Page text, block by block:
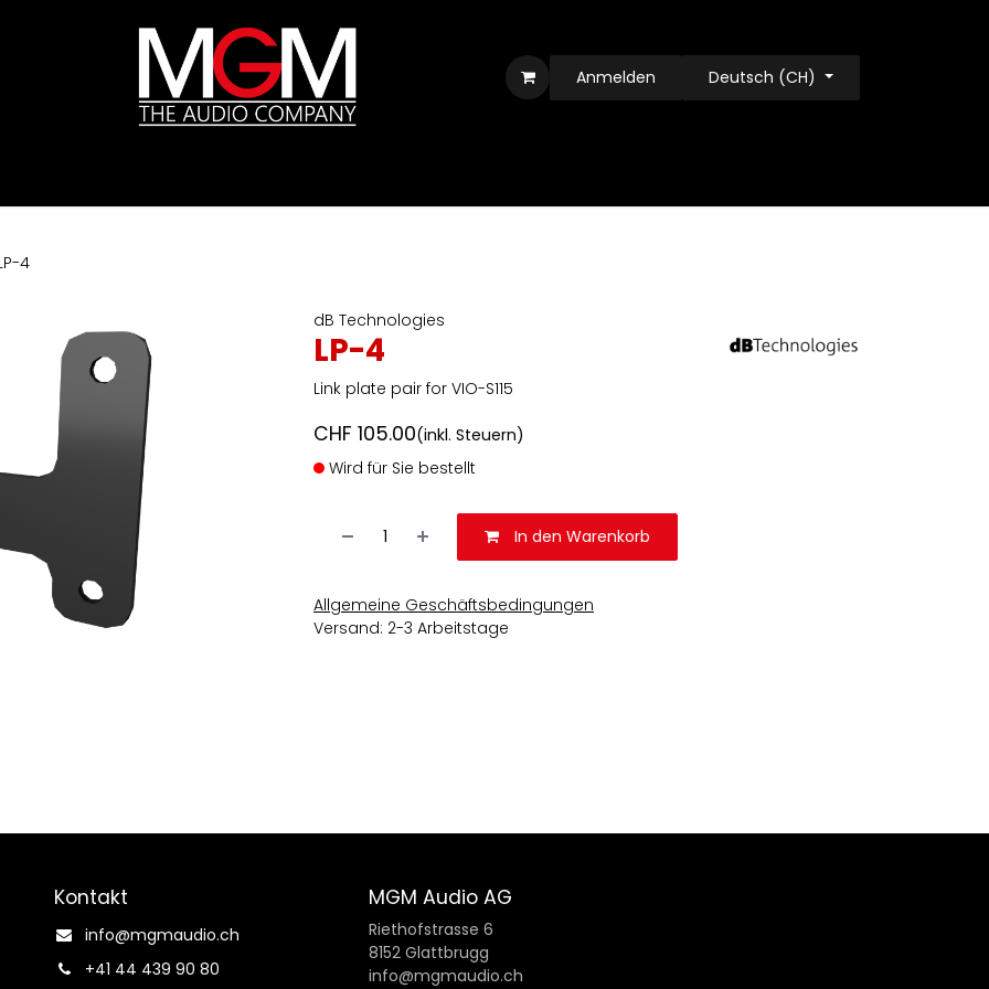
Anmelden Deutsch (CH)
4
dB Technologies
LP-4
Link plate pair for VIO-S115
CHF 105.00(inkl. Steuern)
Wird für Sie bestellt
In den Warenkorb
Allgemeine Geschäftsbedingungen
Versand: 2-3 Arbeitstage
Kontakt
info@mgmaudio.ch​
+41 44 439 90 80
MGM Audio AG
Riethofstrasse 6
8152 Glattbrugg
info@mgmaudio.ch